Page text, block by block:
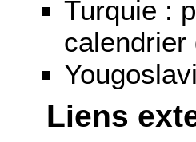
Turquie :
Liens